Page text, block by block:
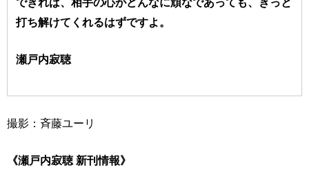
打ち解けてくれるはずですよ。
瀬戸内寂聴
撮影：斉藤ユーリ
《瀬戸内寂聴 新刊情報》